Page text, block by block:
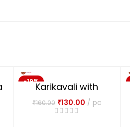
-19%Karikavali with
Muktavali in 2
volume
₹160.00 ₹130.00 pc